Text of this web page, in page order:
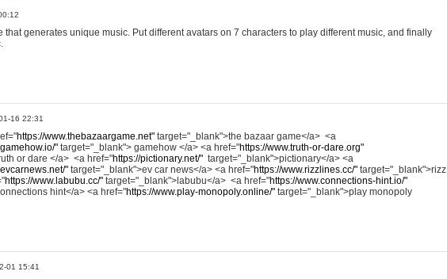
that generates unique music. Put different avatars on 7 characters to play different music, and finally
16 22:31
https://www.thebazaargame.net" target="_blank">the bazaar game</a> <a
" target="_blank"> gamehow </a> <a href="https://www.truth-or-dare.org"
or dare </a> <a href="https://pictionary.net/" target="_blank">pictionary</a> <a
" target="_blank">ev car news</a> <a href="https://www.rizzlines.cc/" target="_blank">rizz
https://www.labubu.cc/" target="_blank">labubu</a> <a href="https://www.connections-hint.io/"
hint</a> <a href="https://www.play-monopoly.online/" target="_blank">play monopoly
01 15:41